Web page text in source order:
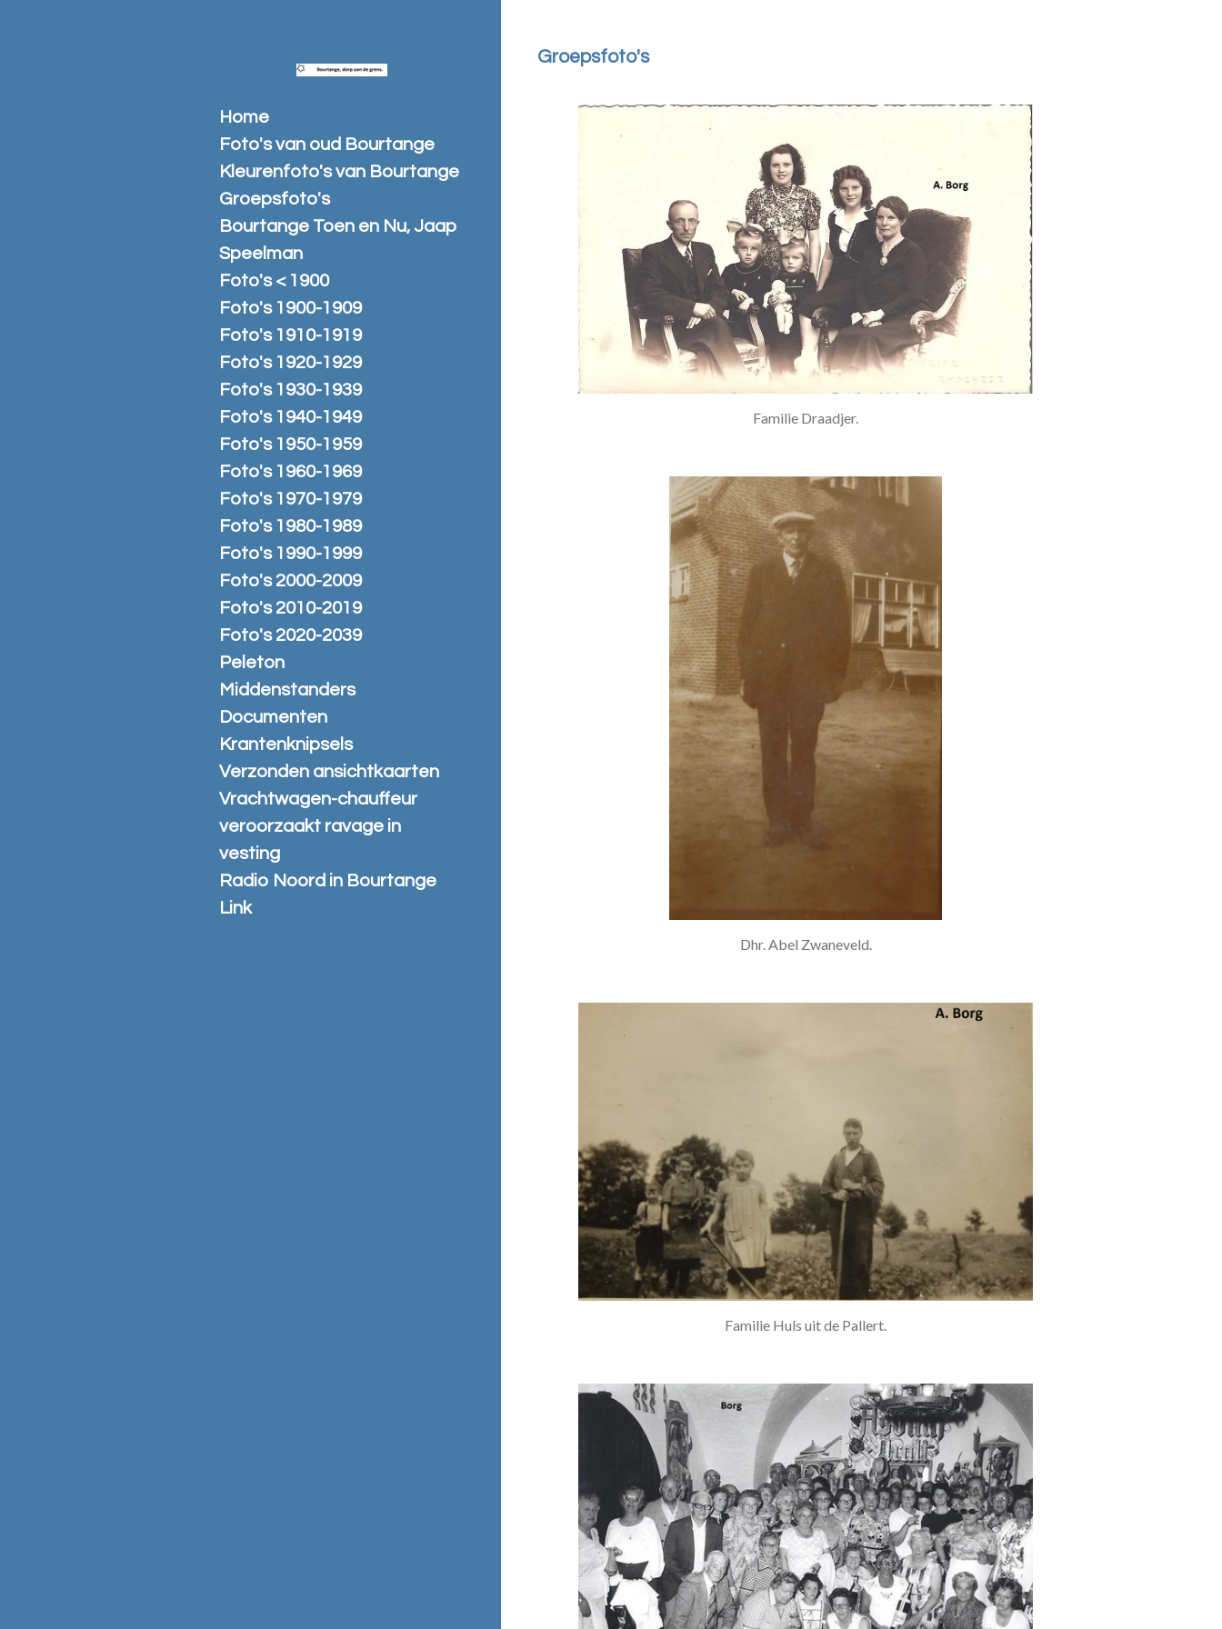
Groepsfoto's
Familie Draadjer.
Dhr. Abel Zwaneveld.
Familie Huls uit de Pallert.
Home
Foto's van oud Bourtange
Kleurenfoto's van Bourtange
Groepsfoto's
Bourtange Toen en Nu, Jaap
Speelman
Foto's < 1900
Foto's 1900-1909
Foto's 1910-1919
Foto's 1920-1929
Foto's 1930-1939
Foto's 1940-1949
Foto's 1950-1959
Foto's 1960-1969
Foto's 1970-1979
Foto's 1980-1989
Foto's 1990-1999
Foto's 2000-2009
Foto's 2010-2019
Foto's 2020-2039
Peleton
Middenstanders
Documenten
Krantenknipsels
Verzonden ansichtkaarten
Vrachtwagen-chauffeur
veroorzaakt ravage in
vesting
Radio Noord in Bourtange
Link